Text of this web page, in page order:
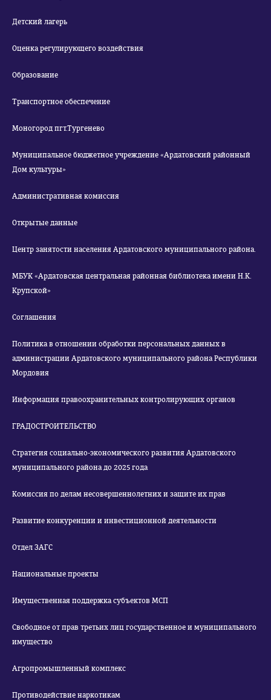
Детский лагерь
Оценка регулирующего воздействия
Образование
Транспортное обеспечение
Моногород пгт.Тургенево
Муниципальное бюджетное учреждение «Ардатовский районный
Дом культуры»
Административная комиссия
Открытые данные
Центр занятости населения Ардатовского муниципального района.
МБУК «Ардатовская центральная районная библиотека имени Н.К.
Крупской»
Соглашения
Политика в отношении обработки персональных данных в
администрации Ардатовского муниципального района Республики
Мордовия
Информация правоохранительных контролирующих органов
ГРАДОСТРОИТЕЛЬСТВО
Стратегия социально-экономического развития Ардатовского
муниципального района до 2025 года
Комиссия по делам несовершеннолетних и защите их прав
Развитие конкуренции и инвестиционной деятельности
Отдел ЗАГС
Национальные проекты
Имущественная поддержка субъектов МСП
Свободное от прав третьих лиц государственное и муниципального
имущество
Агропромышленный комплекс
Противодействие наркотикам